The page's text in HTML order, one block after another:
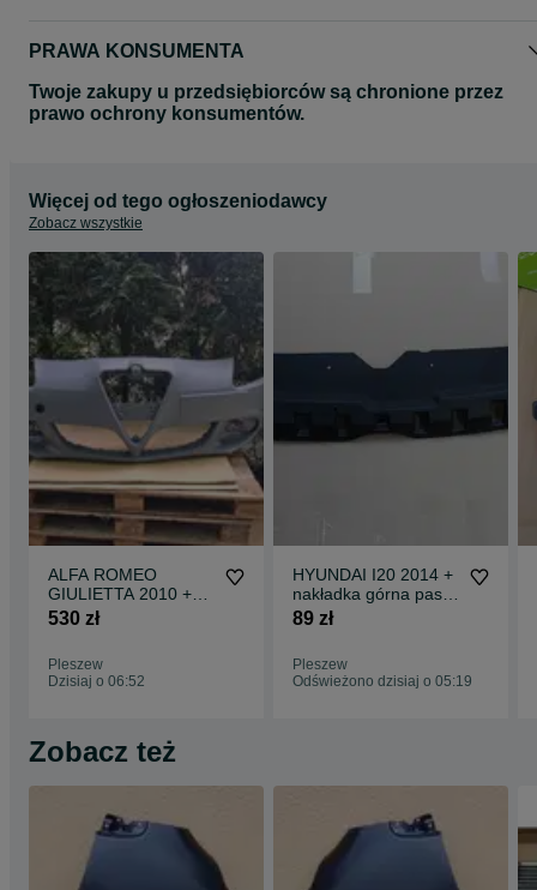
PRAWA KONSUMENTA
Twoje zakupy u przedsiębiorców są chronione przez
prawo ochrony konsumentów.
Więcej od tego ogłoszeniodawcy
Zobacz wszystkie
ALFA ROMEO
GIULIETTA 2010 +
zderzak przedni
530 zł
Pleszew
Dzisiaj o 06:52
HYUNDAI I20 2014 +
nakładka górna pasa
przód osłona atrapa
89 zł
Pleszew
Odświeżono dzisiaj o 05:19
Zobacz też